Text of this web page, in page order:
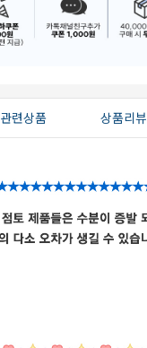
관련상품 상품리뷰